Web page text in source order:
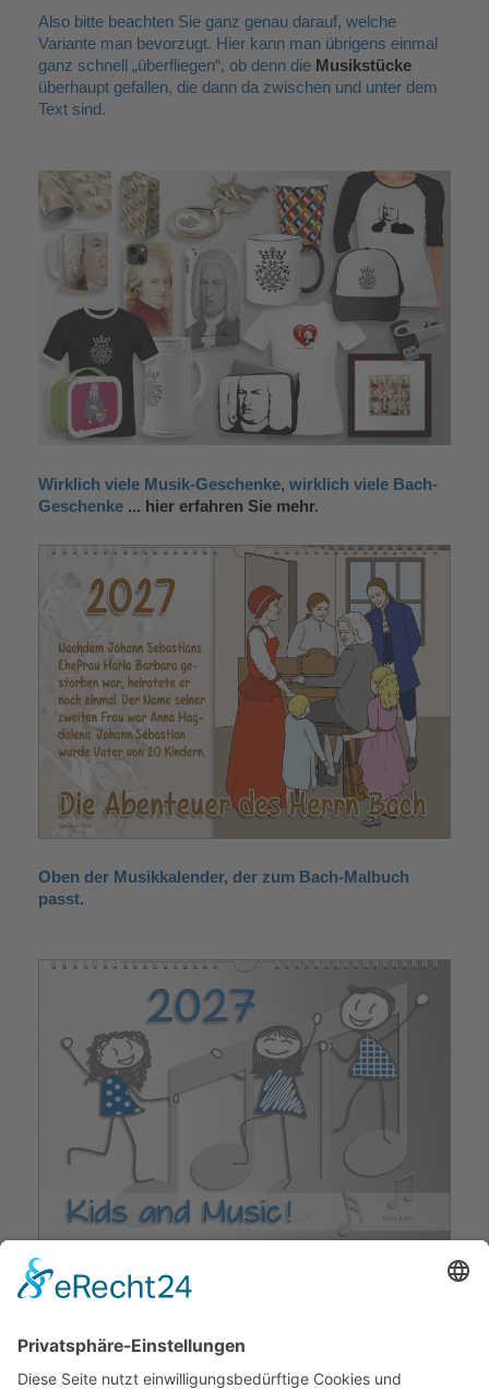
Also bitte beachten Sie ganz genau darauf, welche
Variante man bevorzugt. Hier kann man übrigens einmal
ganz schnell „überfliegen“, ob denn die Musikstücke
überhaupt gefallen, die dann da zwischen und unter dem
Text sind.
Wirklich viele Musik-Geschenke, wirklich viele Bach-
Geschenke ... hier erfahren Sie mehr.
Oben der Musikkalender, der zum Bach-Malbuch
passt.
Sehr wahrscheinlich ist der Renate Bach Verlag
der sich fast ausschließlich auf die Publikation von
Musik-Kalendern in Deutschland spezialisiert hat,
sondern auch der größte in der Welt. Wahrscheinlich